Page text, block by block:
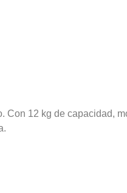
Con 12 kg de capacidad,